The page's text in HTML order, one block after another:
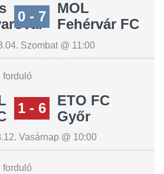
0 - 7
MOL
Fehérvár FC
Szombat @ 11:00
forduló
1 - 6
ETO FC
Győr
Vasárnap @ 10:00
forduló